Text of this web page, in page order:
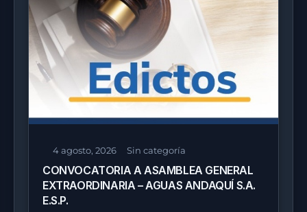
4 agosto, 2026 Sin categoría
CONVOCATORIA A ASAMBLEA GENERAL
EXTRAORDINARIA – AGUAS ANDAQUÍ S.A.
E.S.P.